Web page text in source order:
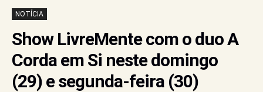
NOTÍCIA
Show LivreMente com o duo A
Corda em Si neste domingo
(29) e segunda-feira (30)